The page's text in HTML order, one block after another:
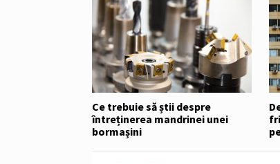
Ce trebuie să știi despre
întreținerea mandrinei unei
bormașini